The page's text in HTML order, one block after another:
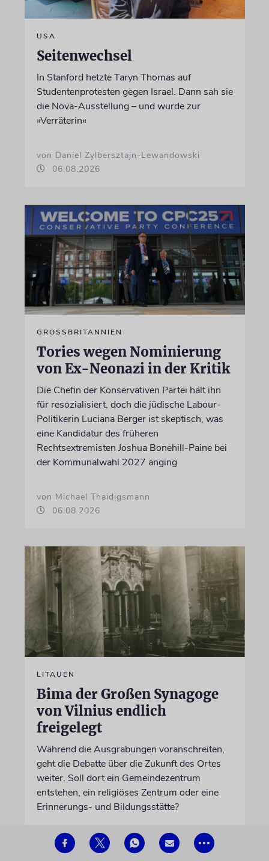
•••
USA
Seitenwechsel
In Stanford hetzte Taryn Thomas auf
Studentenprotesten gegen Israel. Dann sah sie
die Nova-Ausstellung – und wurde zur
»Verräterin«
von Daniel Zylbersztajn-Lewandowski
06.08.2026
GROSSBRITANNIEN
Tories wegen Nominierung
von Ex-Neonazi in der Kritik
Die Chefin der Konservativen Partei hält ihn
für resozialisiert, doch die jüdische Labour-
Politikerin Luciana Berger ist skeptisch, was
eine Kandidatur des früheren
Rechtsextremisten Joshua Bonehill-Paine bei
der Kommunalwahl 2027 anging
von Michael Thaidigsmann
06.08.2026
LITAUEN
Bima der Großen Synagoge
von Vilnius endlich
freigelegt
Während die Ausgrabungen voranschreiten,
geht die Debatte über die Zukunft des Ortes
weiter. Soll dort ein Gemeindezentrum
entstehen, ein religiöses Zentrum oder eine
Erinnerungs- und Bildungsstätte?
05.08.2026